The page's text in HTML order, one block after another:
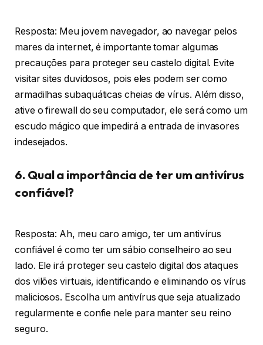
Resposta: Meu jovem navegador, ao navegar pelos
mares da internet, é importante tomar algumas
precauções para proteger seu castelo digital. Evite
visitar sites duvidosos, pois eles podem ser como
armadilhas subaquáticas cheias de vírus. Além disso,
ative o firewall do seu computador, ele será como um
escudo mágico que impedirá a entrada de invasores
indesejados.
6. Qual a importância de ter um antivírus
confiável?
Resposta: Ah, meu caro amigo, ter um antivírus
confiável é como ter um sábio conselheiro ao seu
lado. Ele irá proteger seu castelo digital dos ataques
dos vilões virtuais, identificando e eliminando os vírus
maliciosos. Escolha um antivírus que seja atualizado
regularmente e confie nele para manter seu reino
seguro.